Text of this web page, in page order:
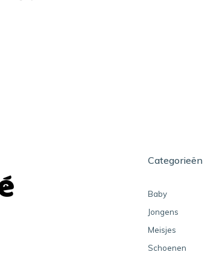
Categorieën
Baby
Jongens
Meisjes
Schoenen